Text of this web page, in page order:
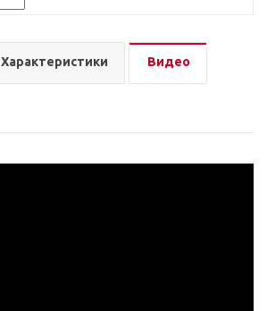
Характеристики Видео